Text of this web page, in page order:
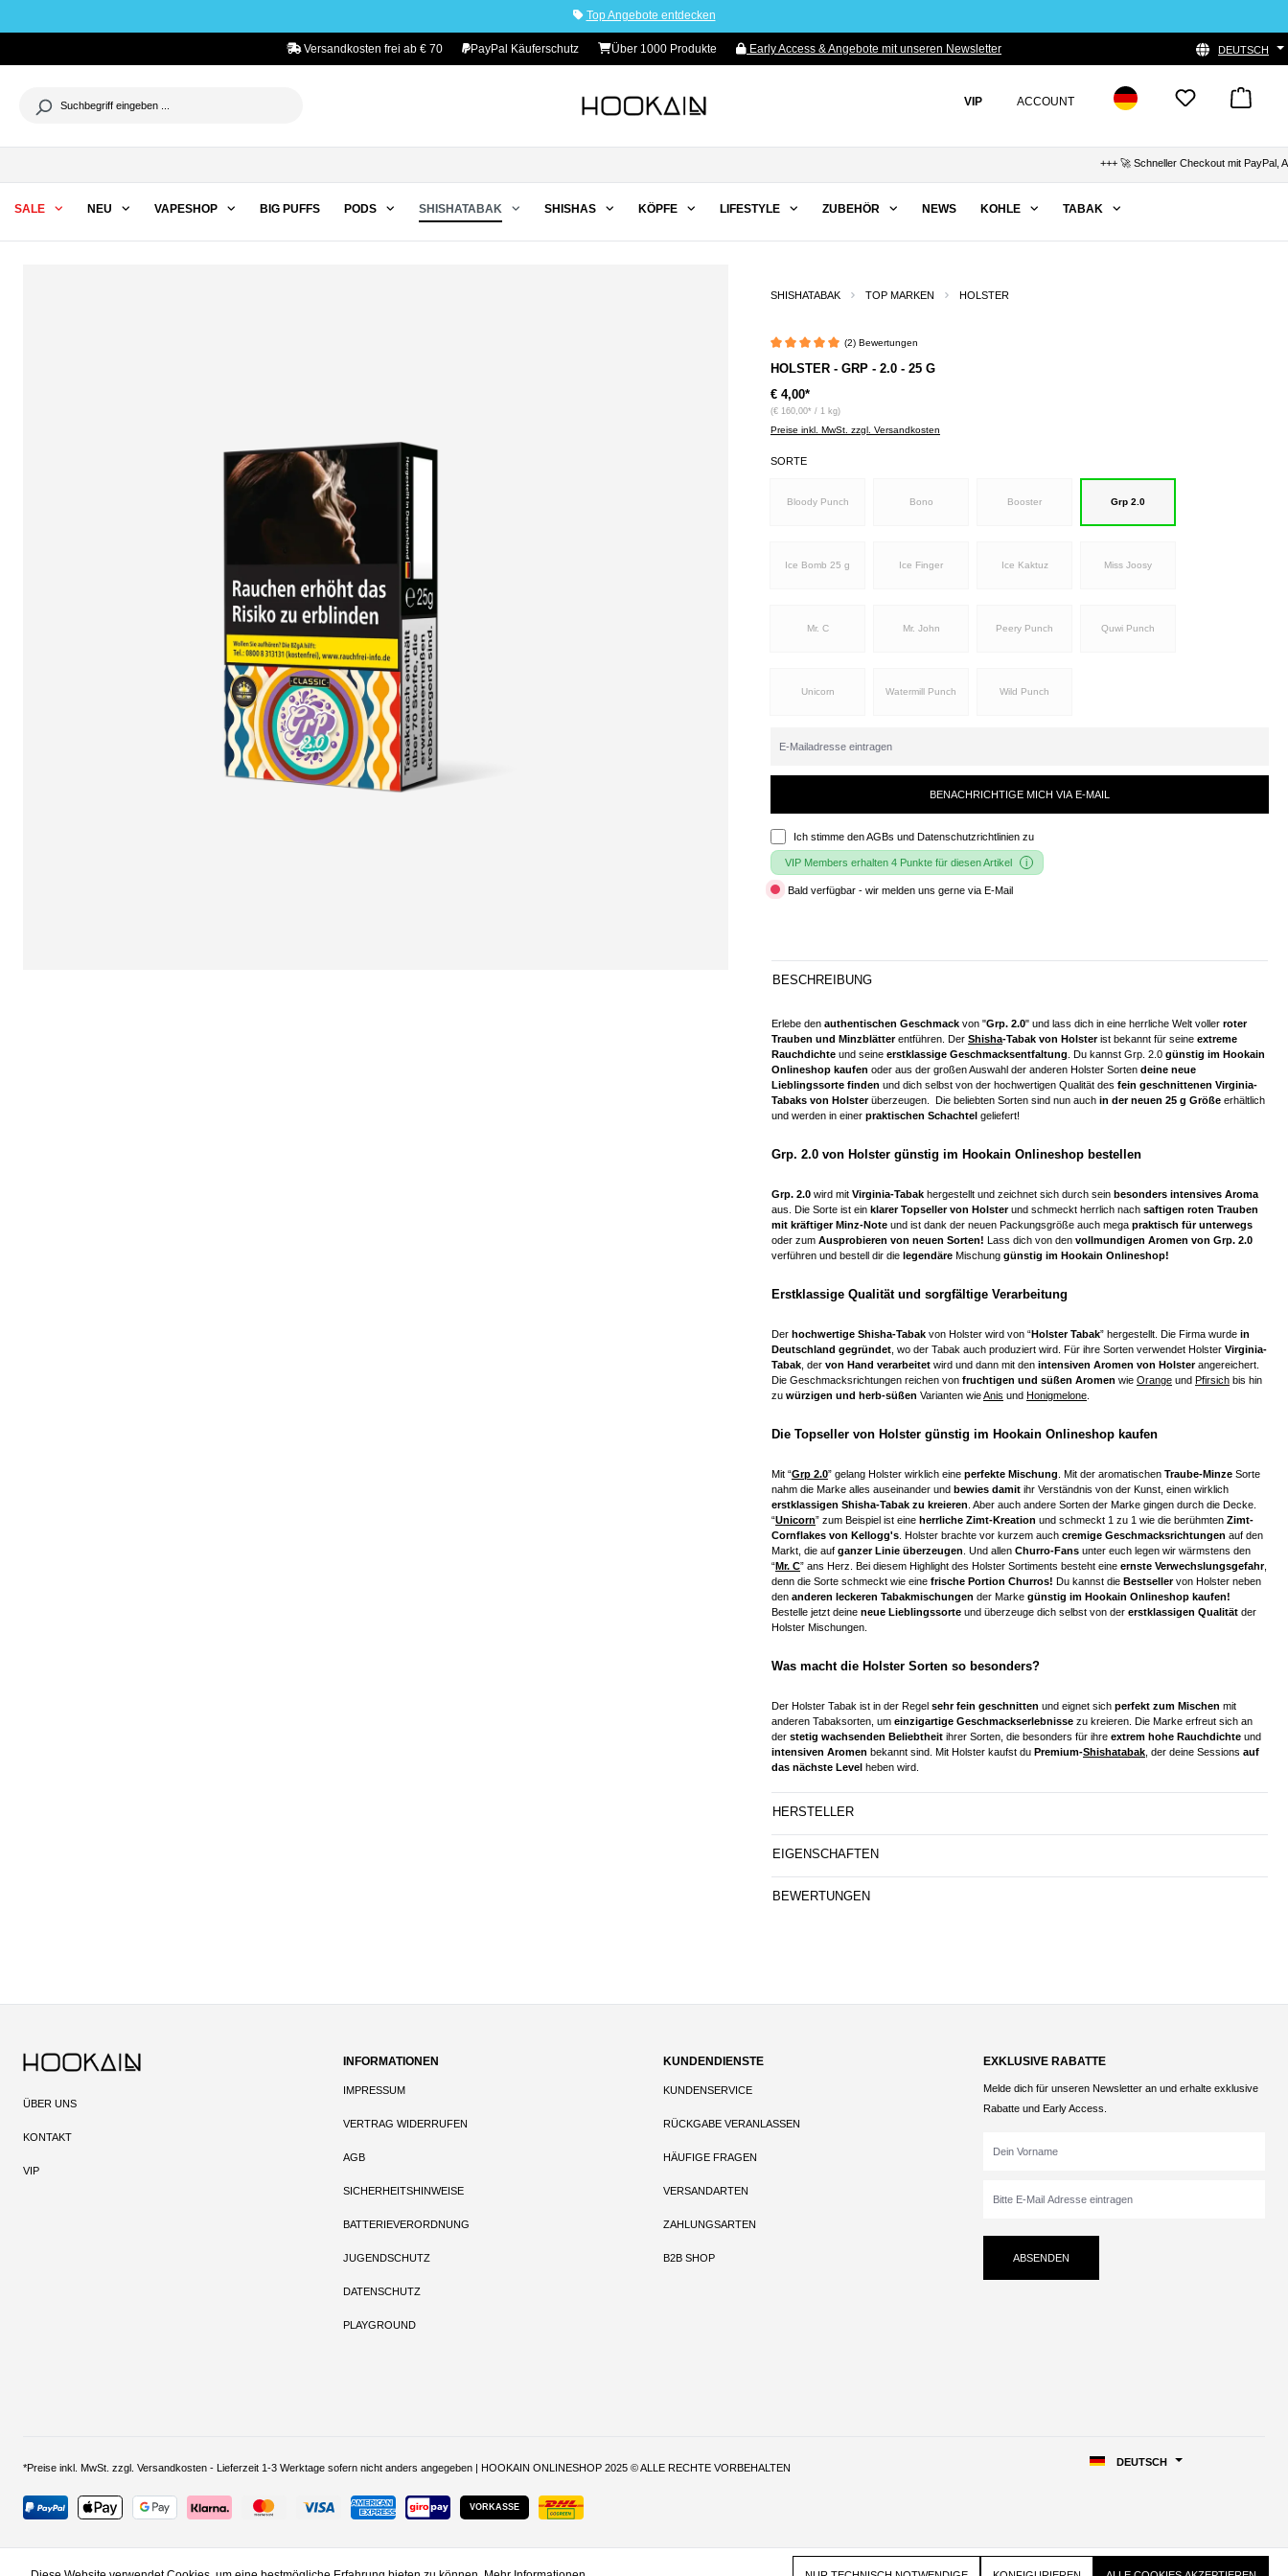
Top Angebote entdecken
Versandkosten frei ab € 70 PayPal Käuferschutz Über 1000 Produkte Early Access & Angebote mit unseren Newsletter DEUTSCH
VIP ACCOUNT
+++ 🚀 Schneller Checkout mit PayPal, Apple
SALE NEU VAPESHOP BIG PUFFS PODS SHISHATABAK SHISHAS KÖPFE LIFESTYLE ZUBEHÖR NEWS KOHLE TABAK
SHISHATABAK TOP MARKEN HOLSTER
(2) Bewertungen
HOLSTER - GRP - 2.0 - 25 G
€ 4,00*
(€ 160,00* / 1 kg)
Preise inkl. MwSt. zzgl. Versandkosten
SORTE
Bloody Punch Bono Booster Grp 2.0
Ice Bomb 25 g Ice Finger Ice Kaktuz Miss Joosy
Mr. C Mr. John Peery Punch Quwi Punch
Unicorn Watermill Punch Wild Punch
BENACHRICHTIGE MICH VIA E-MAIL
Ich stimme denAGBs und Datenschutzrichtlinien zu
VIP Members erhalten 4 Punkte für diesen Artikel
Bald verfügbar - wir melden uns gerne via E-Mail
BESCHREIBUNG
Erlebe den authentischen Geschmack von "Grp. 2.0" und lass dich in eine herrliche Welt voller roter
Trauben und Minzblätterentführen. Der Shisha-Tabak von Holsterist bekannt für seine extreme
Rauchdichte und seine erstklassige Geschmacksentfaltung . Du kannst Grp. 2.0 günstig im Hookain
Onlineshop kaufen oder aus der großen Auswahl der anderen Holster Sorten deine neue
Lieblingssorte finden und dich selbst von der hochwertigen Qualität des fein geschnittenen Virginia-
Tabaks von Holsterüberzeugen. Die beliebten Sorten sind nun auch in der neuen 25 g Größe erhältlich
und werden in einer praktischen Schachtel geliefert!
Grp. 2.0 von Holster günstig im Hookain Onlineshop bestellen
Grp. 2.0 wird mit Virginia-Tabak hergestellt und zeichnet sich durch sein besonders intensives Aroma
aus. Die Sorte ist ein klarer Topseller von Holsterund schmeckt herrlich nach saftigen roten Trauben
mit kräftiger Minz-Note und ist dank der neuen Packungsgröße auch mega praktisch für unterwegs
oder zum Ausprobieren von neuen Sorten! Lass dich von den vollmundigen Aromen von Grp. 2.0
verführen und bestell dir die legendäre Mischung günstig im Hookain Onlineshop!
Erstklassige Qualität und sorgfältige Verarbeitung
Der hochwertige Shisha-Tabak von Holster wird von “Holster Tabak” hergestellt. Die Firma wurde in
Deutschland gegründet , wo der Tabak auch produziert wird. Für ihre Sorten verwendet Holster Virginia-
Tabak , der von Hand verarbeitet wird und dann mit den intensiven Aromen von Holsterangereichert.
Die Geschmacksrichtungen reichen von fruchtigen und süßen Aromen wie Orange und Pfirsich bis hin
zu würzigen und herb-süßen Varianten wieAnis und Honigmelone
Die Topseller von Holster günstig im Hookain Onlineshop kaufen
Mit “Grp 2.0” gelang Holster wirklich eine perfekte Mischung . Mit der aromatischen Traube-Minze Sorte
nahm die Marke alles auseinander und bewies damit ihr Verständnis von der Kunst, einen wirklich
erstklassigen Shisha-Tabak zu kreieren . Aber auch andere Sorten der Marke gingen durch die Decke.
“Unicorn” zum Beispiel ist eine herrliche Zimt-Kreation und schmeckt 1 zu 1 wie die berühmten Zimt-
Cornflakes von Kellogg's . Holster brachte vor kurzem auch cremige Geschmacksrichtungen auf den
Markt, die auf ganzer Linie überzeugen . Und allen Churro-Fans unter euch legen wir wärmstens den
“Mr. C” ans Herz. Bei diesem Highlight des Holster Sortiments besteht eine ernste Verwechslungsgefahr,
denn die Sorte schmeckt wie eine frische Portion Churros! Du kannst die Bestsellervon Holster neben
den anderen leckeren Tabakmischungen der Marke günstig im Hookain Onlineshop kaufen!
Bestelle jetzt deine neue Lieblingssorte und überzeuge dich selbst von der erstklassigen Qualität der
Holster Mischungen.
Was macht die Holster Sorten so besonders?
Der Holster Tabak ist in der Regel sehr fein geschnitten und eignet sich perfekt zum Mischen mit
anderen Tabaksorten, um einzigartige Geschmackserlebnisse zu kreieren. Die Marke erfreut sich an
der stetig wachsenden Beliebtheit ihrer Sorten, die besonders für ihre extrem hohe Rauchdichte und
intensiven Aromen bekannt sind. Mit Holster kaufst du Premium-Shishatabak , der deine Sessions auf
das nächste Level heben wird.
HERSTELLER
EIGENSCHAFTEN
BEWERTUNGEN
ÜBER UNS
KONTAKT
VIP
INFORMATIONEN
IMPRESSUM
VERTRAG WIDERRUFEN
AGB
SICHERHEITSHINWEISE
BATTERIEVERORDNUNG
JUGENDSCHUTZ
DATENSCHUTZ
PLAYGROUND
KUNDENDIENSTE
KUNDENSERVICE
RÜCKGABE VERANLASSEN
HÄUFIGE FRAGEN
VERSANDARTEN
ZAHLUNGSARTEN
B2B SHOP
EXKLUSIVE RABATTE
Melde dich für unseren Newsletter an und erhalte exklusive
Rabatte und Early Access.
ABSENDEN
*Preise inkl. MwSt. zzgl. Versandkosten - Lieferzeit 1-3 Werktage sofern nicht anders angegeben | HOOKAIN ONLINESHOP 2025 © ALLE RECHTE VORBEHALTEN
VORKASSE
DEUTSCH